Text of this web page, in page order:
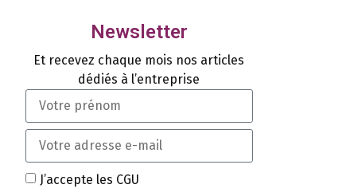
Newsletter
Et recevez chaque mois nos articles
dédiés à l’entreprise
J’accepte les CGU